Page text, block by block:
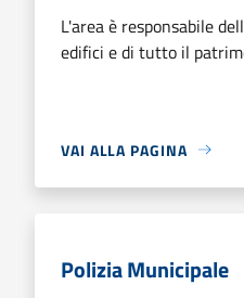
L'area è responsabile
edifici e di tutto il
VAI ALLA PAGINA
Polizia Municipale